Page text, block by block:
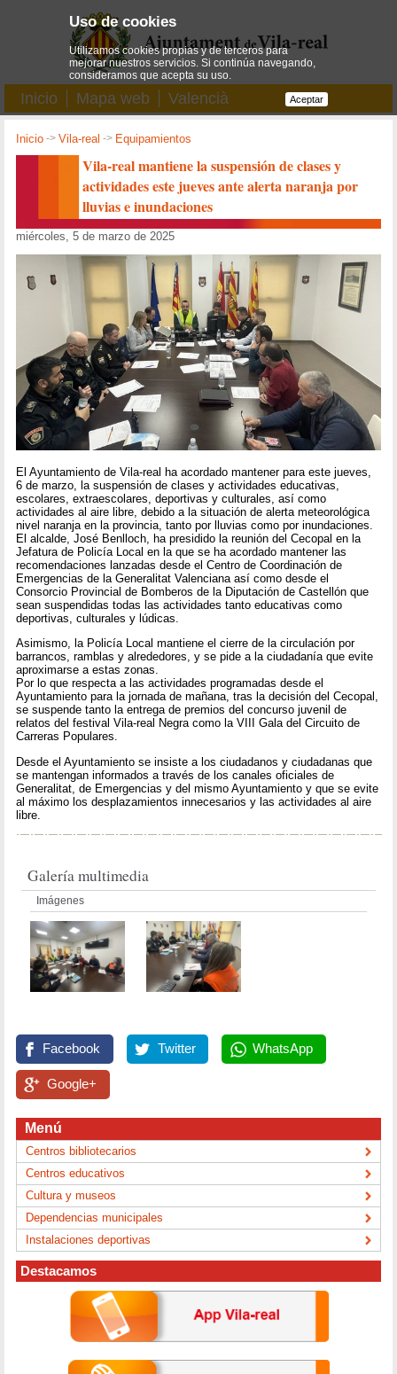
Inicio Mapa web Valencià
Inicio ->Vila-real -> Equipamientos
Vila-real mantiene la suspensión de clases y
actividades este jueves ante alerta naranja por
lluvias e inundaciones
miércoles, 5 de marzo de 2025
El Ayuntamiento de Vila-real ha acordado mantener para este jueves,
6 de marzo, la suspensión de clases y actividades educativas,
escolares, extraescolares, deportivas y culturales, así como
actividades al aire libre, debido a la situación de alerta meteorológica
nivel naranja en la provincia, tanto por lluvias como por inundaciones.
El alcalde, José Benlloch, ha presidido la reunión del Cecopal en la
Jefatura de Policía Local en la que se ha acordado mantener las
recomendaciones lanzadas desde el Centro de Coordinación de
Emergencias de la Generalitat Valenciana así como desde el
Consorcio Provincial de Bomberos de la Diputación de Castellón que
sean suspendidas todas las actividades tanto educativas como
deportivas, culturales y lúdicas.
Asimismo, la Policía Local mantiene el cierre de la circulación por
barrancos, ramblas y alrededores, y se pide a la ciudadanía que evite
aproximarse a estas zonas.
Por lo que respecta a las actividades programadas desde el
Ayuntamiento para la jornada de mañana, tras la decisión del Cecopal,
se suspende tanto la entrega de premios del concurso juvenil de
relatos del festival Vila-real Negra como la VIII Gala del Circuito de
Carreras Populares.
Desde el Ayuntamiento se insiste a los ciudadanos y ciudadanas que
se mantengan informados a través de los canales oficiales de
Generalitat, de Emergencias y del mismo Ayuntamiento y que se evite
al máximo los desplazamientos innecesarios y las actividades al aire
libre.
Galería multimedia
Imágenes
Facebook Twitter WhatsApp
Google+
Menú
Centros bibliotecarios
Centros educativos
Cultura y museos
Dependencias municipales
Instalaciones deportivas
Destacamos
Uso de cookies
Utilizamos cookies propias y de terceros para
mejorar nuestros servicios. Si continúa navegando,
consideramos que acepta su uso.
Aceptar